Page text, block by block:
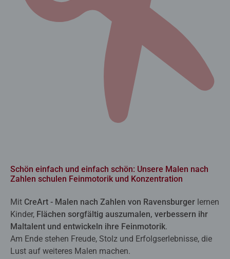
Schön einfach und einfach schön: Unsere Malen nach
Zahlen schulen Feinmotorik und Konzentration
Mit CreArt - Malen nach Zahlen von Ravensburger lernen
Kinder, Flächen sorgfältig auszumalen, verbessern ihr
Maltalent und entwickeln ihre Feinmotorik.
Am Ende stehen Freude, Stolz und Erfolgserlebnisse, die
Lust auf weiteres Malen machen.